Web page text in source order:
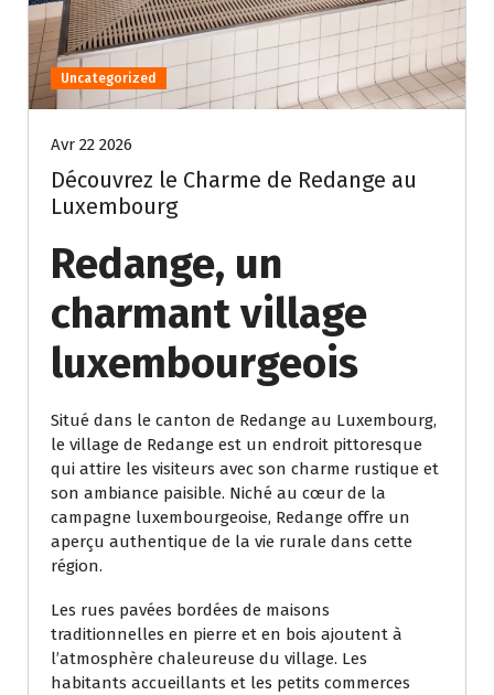
Uncategorized
Avr 22 2026
Découvrez le Charme de Redange au
Luxembourg
Redange, un
charmant village
luxembourgeois
Situé dans le canton de Redange au Luxembourg,
le village de Redange est un endroit pittoresque
qui attire les visiteurs avec son charme rustique et
son ambiance paisible. Niché au cœur de la
campagne luxembourgeoise, Redange offre un
aperçu authentique de la vie rurale dans cette
région.
Les rues pavées bordées de maisons
traditionnelles en pierre et en bois ajoutent à
l’atmosphère chaleureuse du village. Les
habitants accueillants et les petits commerces